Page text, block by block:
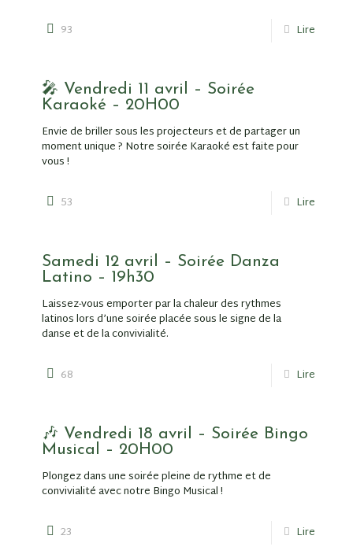
93 Lire
🎤 Vendredi 11 avril – Soirée
Karaoké – 20H00
Envie de briller sous les projecteurs et de partager un
moment unique ? Notre soirée Karaoké est faite pour
vous !
53 Lire
Samedi 12 avril – Soirée Danza
Latino – 19h30
Laissez-vous emporter par la chaleur des rythmes
latinos lors d’une soirée placée sous le signe de la
danse et de la convivialité.
68 Lire
🎶 Vendredi 18 avril – Soirée Bingo
Musical – 20H00
Plongez dans une soirée pleine de rythme et de
convivialité avec notre Bingo Musical !
23 Lire